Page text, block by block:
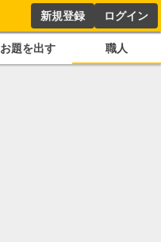
新規登録 ログイン
お題を出す 職人